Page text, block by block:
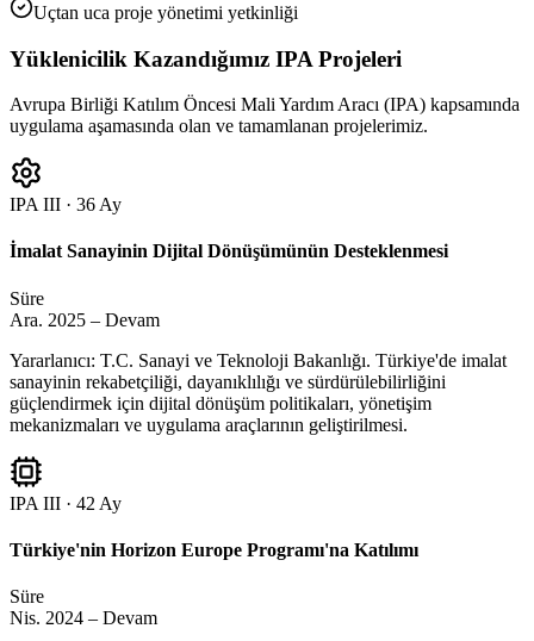
Uçtan uca proje yönetimi yetkinliği
Yüklenicilik Kazandığımız IPA Projeleri
Avrupa Birliği Katılım Öncesi Mali Yardım Aracı (IPA) kapsamında
uygulama aşamasında olan ve tamamlanan projelerimiz.
IPA III · 36 Ay
İmalat Sanayinin Dijital Dönüşümünün Desteklenmesi
Süre
Ara. 2025 – Devam
Yararlanıcı: T.C. Sanayi ve Teknoloji Bakanlığı. Türkiye'de imalat
sanayinin rekabetçiliği, dayanıklılığı ve sürdürülebilirliğini
güçlendirmek için dijital dönüşüm politikaları, yönetişim
mekanizmaları ve uygulama araçlarının geliştirilmesi.
IPA III · 42 Ay
Türkiye'nin Horizon Europe Programı'na Katılımı
Süre
Nis. 2024 – Devam